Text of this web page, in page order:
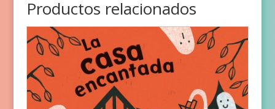
Productos relacionados